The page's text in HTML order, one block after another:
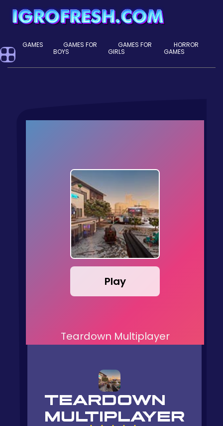
GAMES
GAMES FOR
BOYS
GAMES FOR
GIRLS
HORROR
GAMES
Play
Teardown Multiplayer
TEARDOWN
MULTIPLAYER